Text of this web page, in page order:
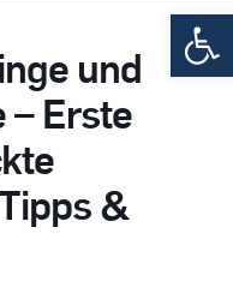
und
– Erste
&